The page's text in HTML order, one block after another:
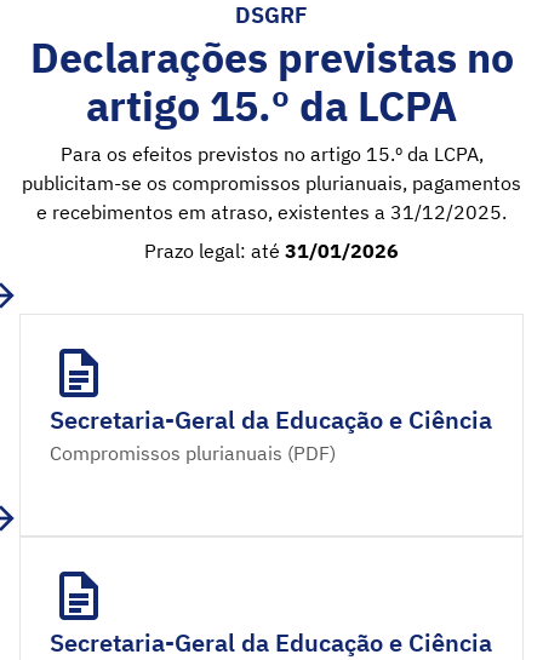
DSGRF
Declarações previstas no
artigo 15.º da LCPA
Para os efeitos previstos no artigo 15.º da LCPA,
publicitam-se os compromissos plurianuais, pagamentos
e recebimentos em atraso, existentes a 31/12/2025.
Prazo legal: até 31/01/2026
Secretaria-Geral da Educação e Ciência
Compromissos plurianuais (PDF)
Secretaria-Geral da Educação e Ciência